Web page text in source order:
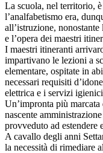
La scuola, nel territorio,
l’analfabetismo era,
all’istruzione,
e l’opera dei maestri
I maestri itineranti
impartivano le lezioni a
elementare, ospitate in
necessari requisiti
elettrica e i servizi
Un’impronta più marcata
nascente
provveduto ad estendere
A cavallo degli anni
la necessità di rimediare